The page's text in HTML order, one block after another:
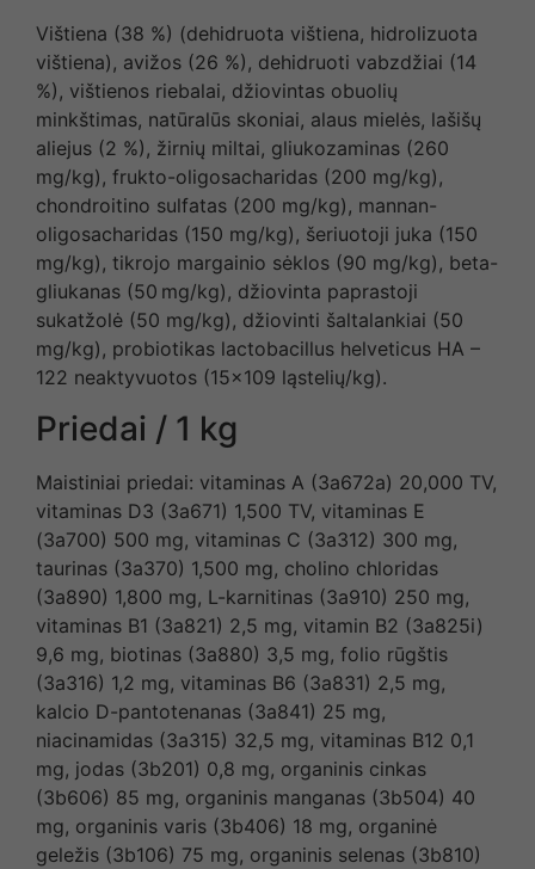
Vištiena (38 %) (dehidruota vištiena, hidrolizuota
vištiena), avižos (26 %), dehidruoti vabzdžiai (14
%), vištienos riebalai, džiovintas obuolių
minkštimas, natūralūs skoniai, alaus mielės, lašišų
aliejus (2 %), žirnių miltai, gliukozaminas (260
mg/kg), frukto-oligosacharidas (200 mg/kg),
chondroitino sulfatas (200 mg/kg), mannan-
oligosacharidas (150 mg/kg), šeriuotoji juka (150
mg/kg), tikrojo margainio sėklos (90 mg/kg), beta-
gliukanas (50 mg/kg), džiovinta paprastoji
sukatžolė (50 mg/kg), džiovinti šaltalankiai (50
mg/kg), probiotikas lactobacillus helveticus HA –
122 neaktyvuotos (15×109 ląstelių/kg).
Priedai / 1 kg
Maistiniai priedai: vitaminas A (3a672a) 20,000 TV,
vitaminas D3 (3a671) 1,500 TV, vitaminas E
(3a700) 500 mg, vitaminas C (3a312) 300 mg,
taurinas (3a370) 1,500 mg, cholino chloridas
(3a890) 1,800 mg, L-karnitinas (3a910) 250 mg,
vitaminas B1 (3a821) 2,5 mg, vitamin B2 (3a825i)
9,6 mg, biotinas (3a880) 3,5 mg, folio rūgštis
(3a316) 1,2 mg, vitaminas B6 (3a831) 2,5 mg,
kalcio D-pantotenanas (3a841) 25 mg,
niacinamidas (3a315) 32,5 mg, vitaminas B12 0,1
mg, jodas (3b201) 0,8 mg, organinis cinkas
(3b606) 85 mg, organinis manganas (3b504) 40
mg, organinis varis (3b406) 18 mg, organinė
geležis (3b106) 75 mg, organinis selenas (3b810)